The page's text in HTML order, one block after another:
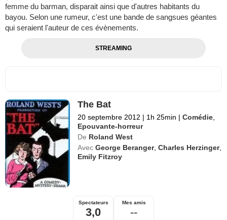
femme du barman, disparait ainsi que d'autres habitants du
bayou. Selon une rumeur, c'est une bande de sangsues géantes
qui seraient l'auteur de ces évènements.
STREAMING
The Bat
20 septembre 2012 | 1h 25min | Comédie
Epouvante-horreur
De Roland West
Avec George Beranger,Charles Herzinger,
Emily Fitzroy
Spectateurs
3,0
Mes amis
--